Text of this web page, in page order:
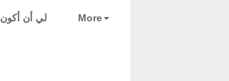
لي أن أكون More